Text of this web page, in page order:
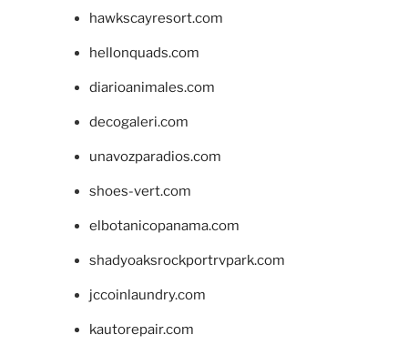
hawkscayresort.com
hellonquads.com
diarioanimales.com
decogaleri.com
unavozparadios.com
shoes-vert.com
elbotanicopanama.com
shadyoaksrockportrvpark.com
jccoinlaundry.com
kautorepair.com